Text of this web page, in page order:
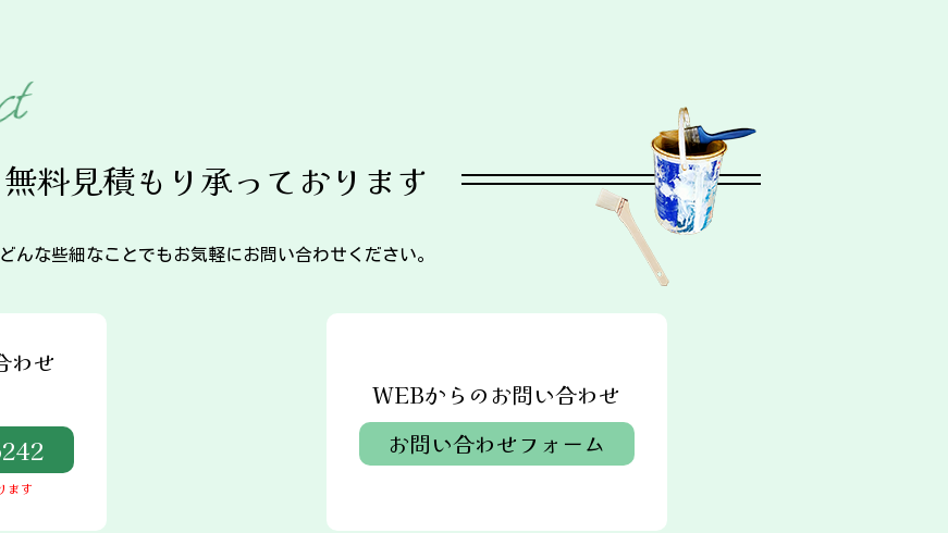
t
無料見積もり承っております
どんな些細なことでもお気軽にお問い合わせください。
わせ
ます
WEBからのお問い合わせ
お問い合わせフォーム